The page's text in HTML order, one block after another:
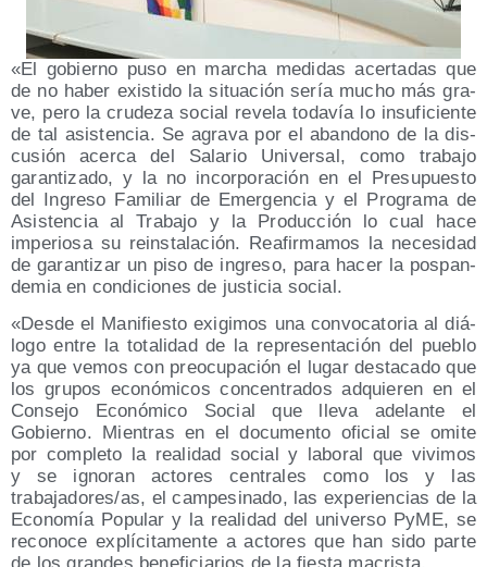
«El gobierno puso en mar­cha medi­das acer­ta­das que
de no haber exis­ti­do la situa­ción sería mucho más gra­
ve, pero la cru­de­za social reve­la toda­vía lo insu­fi­cien­te
de tal asis­ten­cia. Se agra­va por el aban­dono de la dis­
cu­sión acer­ca del Sala­rio Uni­ver­sal, como tra­ba­jo
garan­ti­za­do, y la no incor­po­ra­ción en el Pre­su­pues­to
del Ingre­so Fami­liar de Emer­gen­cia y el Pro­gra­ma de
Asis­ten­cia al Tra­ba­jo y la Pro­duc­ción lo cual hace
impe­rio­sa su reins­ta­la­ción. Reafir­ma­mos la nece­si­dad
de garan­ti­zar un piso de ingre­so, para hacer la pos­pan­
de­mia en con­di­cio­nes de jus­ti­cia social.
«Des­de el Mani­fies­to exi­gi­mos una con­vo­ca­to­ria al diá­
lo­go entre la tota­li­dad de la repre­sen­ta­ción del pue­blo
ya que vemos con preo­cu­pa­ción el lugar des­ta­ca­do que
los gru­pos eco­nó­mi­cos con­cen­tra­dos adquie­ren en el
Con­se­jo Eco­nó­mi­co Social que lle­va ade­lan­te el
Gobierno. Mien­tras en el docu­men­to ofi­cial se omi­te
por com­ple­to la reali­dad social y labo­ral que vivi­mos
y se igno­ran acto­res cen­tra­les como los y las
trabajadores/​as, el cam­pe­si­na­do, las expe­rien­cias de la
Eco­no­mía Popu­lar y la reali­dad del uni­ver­so PyME, se
reco­no­ce explí­ci­ta­men­te a acto­res que han sido par­te